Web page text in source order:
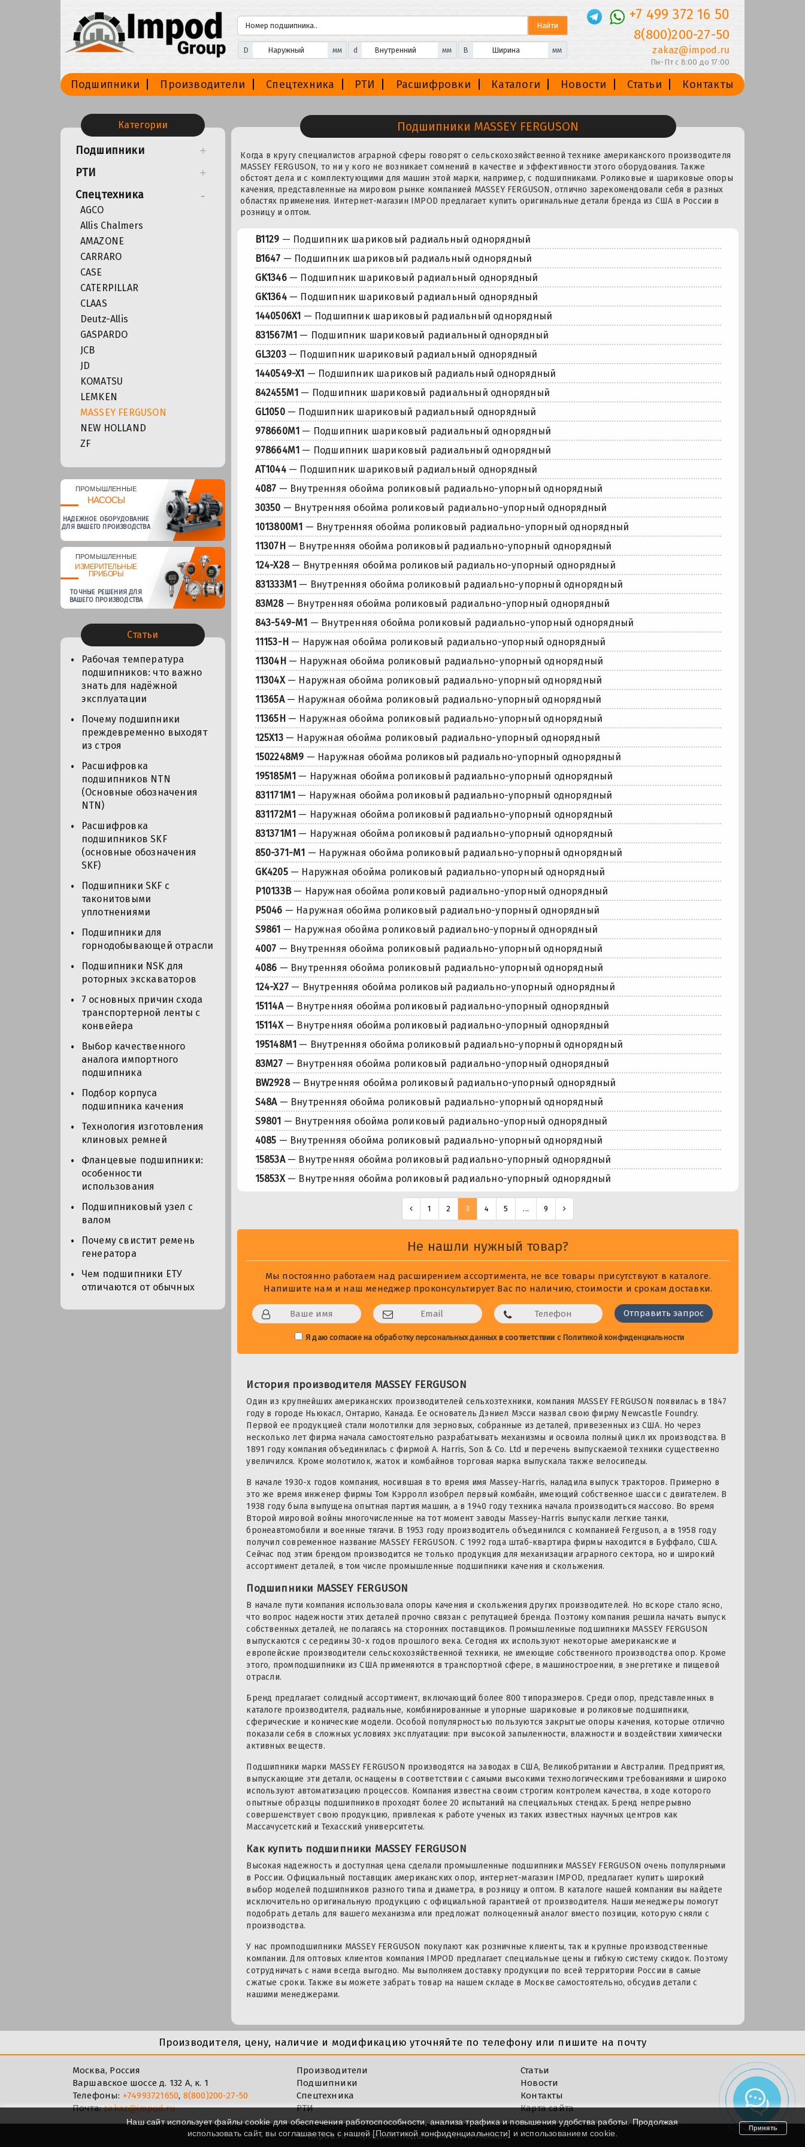
D мм d мм B мм
+7 499 372 16 50
8(800)200-27-50
zakaz@impod.ru
Пн-Пт с 8:00 до 17:00
Подшипники Производители Спецтехника РТИ Расшифровки Каталоги Новости Статьи Контакты
Категории
Подшипники
РТИ
Спецтехника
AGCO
Allis Chalmers
AMAZONE
CARRARO
CASE
CATERPILLAR
CLAAS
Deutz-Allis
GASPARDO
JCB
JD
KOMATSU
LEMKEN
MASSEY FERGUSON
NEW HOLLAND
ZF
ПРОМЫШЛЕННЫЕ
НАСОСЫ
НАДЕЖНОЕ ОБОРУДОВАНИЕ
ДЛЯ ВАШЕГО ПРОИЗВОДСТВА
ПРОМЫШЛЕННЫЕ
ИЗМЕРИТЕЛЬНЫЕ
ПРИБОРЫ
ТОЧНЫЕ РЕШЕНИЯ ДЛЯ
ВАШЕГО ПРОИЗВОДСТВА
Статьи
Рабочая температура
подшипников: что важно
знать для надёжной
эксплуатации
Почему подшипники
преждевременно выходят
из строя
Расшифровка
подшипников NTN
(Основные обозначения
NTN)
Расшифровка
подшипников SKF
(основные обозначения
SKF)
Подшипники SKF с
таконитовыми
уплотнениями
Подшипники для
горнодобывающей отрасли
Подшипники NSK для
роторных экскаваторов
7 основных причин схода
транспортерной ленты с
конвейера
Выбор качественного
аналога импортного
подшипника
Подбор корпуса
подшипника качения
Технология изготовления
клиновых ремней
Фланцевые подшипники:
особенности
использования
Подшипниковый узел с
валом
Почему свистит ремень
генератора
Чем подшипники ЕТУ
отличаются от обычных
Подшипники MASSEY FERGUSON
Когда в кругу специалистов аграрной сферы говорят о сельскохозяйственной технике американского производителя
MASSEY FERGUSON, то ни у кого не возникает сомнений в качестве и эффективности этого оборудования. Также
обстоят дела и с комплектующими для машин этой марки, например, с подшипниками. Роликовые и шариковые опоры
качения, представленные на мировом рынке компанией MASSEY FERGUSON, отлично зарекомендовали себя в разных
областях применения. Интернет-магазин IMPOD предлагает купить оригинальные детали бренда из США в России в
розницу и оптом.
B1129 — Подшипник шариковый радиальный однорядный
B1647 — Подшипник шариковый радиальный однорядный
GK1346— Подшипник шариковый радиальный однорядный
GK1364— Подшипник шариковый радиальный однорядный
1440506X1 — Подшипник шариковый радиальный однорядный
831567M1 — Подшипник шариковый радиальный однорядный
GL3203— Подшипник шариковый радиальный однорядный
1440549-X1 — Подшипник шариковый радиальный однорядный
842455M1 — Подшипник шариковый радиальный однорядный
GL1050— Подшипник шариковый радиальный однорядный
978660M1 — Подшипник шариковый радиальный однорядный
978664M1 — Подшипник шариковый радиальный однорядный
AT1044— Подшипник шариковый радиальный однорядный
4087 — Внутренняя обойма роликовый радиально-упорный однорядный
30350 — Внутренняя обойма роликовый радиально-упорный однорядный
1013800M1 — Внутренняя обойма роликовый радиально-упорный однорядный
11307H — Внутренняя обойма роликовый радиально-упорный однорядный
124-X28— Внутренняя обойма роликовый радиально-упорный однорядный
831333M1 — Внутренняя обойма роликовый радиально-упорный однорядный
83M28— Внутренняя обойма роликовый радиально-упорный однорядный
843-549-M1 — Внутренняя обойма роликовый радиально-упорный однорядный
11153-H — Наружная обойма роликовый радиально-упорный однорядный
11304H — Наружная обойма роликовый радиально-упорный однорядный
11304X— Наружная обойма роликовый радиально-упорный однорядный
11365A— Наружная обойма роликовый радиально-упорный однорядный
11365H — Наружная обойма роликовый радиально-упорный однорядный
125X13— Наружная обойма роликовый радиально-упорный однорядный
1502248M9 — Наружная обойма роликовый радиально-упорный однорядный
195185M1 — Наружная обойма роликовый радиально-упорный однорядный
831171M1 — Наружная обойма роликовый радиально-упорный однорядный
831172M1 — Наружная обойма роликовый радиально-упорный однорядный
831371M1 — Наружная обойма роликовый радиально-упорный однорядный
850-371-M1 — Наружная обойма роликовый радиально-упорный однорядный
GK4205— Наружная обойма роликовый радиально-упорный однорядный
P10133B— Наружная обойма роликовый радиально-упорный однорядный
P5046 — Наружная обойма роликовый радиально-упорный однорядный
S9861 — Наружная обойма роликовый радиально-упорный однорядный
4007 — Внутренняя обойма роликовый радиально-упорный однорядный
4086 — Внутренняя обойма роликовый радиально-упорный однорядный
124-X27 — Внутренняя обойма роликовый радиально-упорный однорядный
15114A— Внутренняя обойма роликовый радиально-упорный однорядный
15114X— Внутренняя обойма роликовый радиально-упорный однорядный
195148M1 — Внутренняя обойма роликовый радиально-упорный однорядный
83M27 — Внутренняя обойма роликовый радиально-упорный однорядный
BW2928— Внутренняя обойма роликовый радиально-упорный однорядный
S48A— Внутренняя обойма роликовый радиально-упорный однорядный
S9801 — Внутренняя обойма роликовый радиально-упорный однорядный
4085 — Внутренняя обойма роликовый радиально-упорный однорядный
15853A— Внутренняя обойма роликовый радиально-упорный однорядный
15853X— Внутренняя обойма роликовый радиально-упорный однорядный
1 2 3 4 5 ... 9
Не нашли нужный товар?
Мы постоянно работаем над расширением ассортимента, не все товары присутствуют в каталоге.
Напишите нам и наш менеджер проконсультирует Вас по наличию, стоимости и срокам доставки.
Я даю согласие на обработку персональных данныхв соответствии с Политикой конфиденциальности
История производителя MASSEY FERGUSON
Один из крупнейших американских производителей сельхозтехники, компания MASSEY FERGUSON появилась в 1847
году в городе Ньюкасл, Онтарио, Канада. Ее основатель Дэниел Мэсси назвал свою фирму Newcastle Foundry.
Первой ее продукцией стали молотилки для зерновых, собранные из деталей, привезенных из США. Но через
несколько лет фирма начала самостоятельно разрабатывать механизмы и освоила полный цикл их производства. В
1891 году компания объединилась с фирмой A. Harris, Son & Co. Ltd и перечень выпускаемой техники существенно
увеличился. Кроме молотилок, жаток и комбайнов торговая марка выпускала также велосипеды.
В начале 1930-х годов компания, носившая в то время имя Massey-Harris, наладила выпуск тракторов. Примерно в
это же время инженер фирмы Том Кэрролл изобрел первый комбайн, имеющий собственное шасси с двигателем. В
1938 году была выпущена опытная партия машин, а в 1940 году техника начала производиться массово. Во время
Второй мировой войны многочисленные на тот момент заводы Massey-Harris выпускали легкие танки,
бронеавтомобили и военные тягачи. В 1953 году производитель объединился с компанией Ferguson, а в 1958 году
получил современное название MASSEY FERGUSON. С 1992 года штаб-квартира фирмы находится в Буффало, США.
Сейчас под этим брендом производится не только продукция для механизации аграрного сектора, но и широкий
ассортимент деталей, в том числе промышленные подшипники качения и скольжения.
Подшипники MASSEY FERGUSON
В начале пути компания использовала опоры качения и скольжения других производителей. Но вскоре стало ясно,
что вопрос надежности этих деталей прочно связан с репутацией бренда. Поэтому компания решила начать выпуск
собственных деталей, не полагаясь на сторонних поставщиков. Промышленные подшипники MASSEY FERGUSON
выпускаются с середины 30-х годов прошлого века. Сегодня их используют некоторые американские и
европейские производители сельскохозяйственной техники, не имеющие собственного производства опор. Кроме
этого, промподшипники из США применяются в транспортной сфере, в машиностроении, в энергетике и пищевой
отрасли.
Бренд предлагает солидный ассортимент, включающий более 800 типоразмеров. Среди опор, представленных в
каталоге производителя, радиальные, комбинированные и упорные шариковые и роликовые подшипники,
сферические и конические модели. Особой популярностью пользуются закрытые опоры качения, которые отлично
показали себя в сложных условиях эксплуатации: при высокой запыленности, влажности и воздействии химически
активных веществ.
Подшипники марки MASSEY FERGUSON производятся на заводах в США, Великобритании и Австралии. Предприятия,
выпускающие эти детали, оснащены в соответствии с самыми высокими технологическими требованиями и широко
используют автоматизацию процессов. Компания известна своим строгим контролем качества, в ходе которого
опытные образцы подшипников проходят более 20 испытаний на специальных стендах. Бренд непрерывно
совершенствует свою продукцию, привлекая к работе ученых из таких известных научных центров как
Массачусетский и Техасский университеты.
Как купить подшипники MASSEY FERGUSON
Высокая надежность и доступная цена сделали промышленные подшипники MASSEY FERGUSON очень популярными
в России. Официальный поставщик американских опор, интернет-магазин IMPOD, предлагает купить широкий
выбор моделей подшипников разного типа и диаметра, в розницу и оптом. В каталоге нашей компании вы найдете
исключительно оригинальную продукцию с официальной гарантией от производителя. Наши менеджеры помогут
подобрать деталь для вашего механизма или предложат полноценный аналог вместо позиции, которую сняли с
производства.
У нас промподшипники MASSEY FERGUSON покупают как розничные клиенты, так и крупные производственные
компании. Для оптовых клиентов компания IMPOD предлагает специальные цены и гибкую систему скидок. Поэтому
сотрудничать с нами всегда выгодно. Мы выполняем доставку продукции по всей территории России в самые
сжатые сроки. Также вы можете забрать товар на нашем складе в Москве самостоятельно, обсудив детали с
нашими менеджерами.
Производителя, цену, наличие и модификацию уточняйте по телефону или пишите на почту
Москва, Россия
Варшавское шоссе д. 132 А, к. 1
Телефоны: +74993721650, 8(800)200-27-50
Почта:zakaz@impod.ru
Производители
Подшипники
Спецтехника
РТИ
Статьи
Новости
Контакты
Карта сайта
©Impod.ru - Продажа подшипников в Москве
Наш сайт использует файлы cookie для обеспечения работоспособности, анализа трафика и повышения удобства работы. Продолжая
использовать сайт, вы соглашаетесь с нашей [Политикой конфиденциальности] и использованием cookie.
Принять